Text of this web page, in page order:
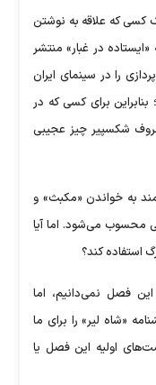
کسی که علاقه به نوشتن
در غبار» منتشر
را در سینمای ایران
برای کسی که در
شکسپیر چیز عجیبی
به خواندن «مکبث» و
محسوب می‌شود. اما آیا
استفاده کند؟
این فصل نمی‌دانیم، اما
«شاه لیر» را برای ما
اولیه این فصل یا